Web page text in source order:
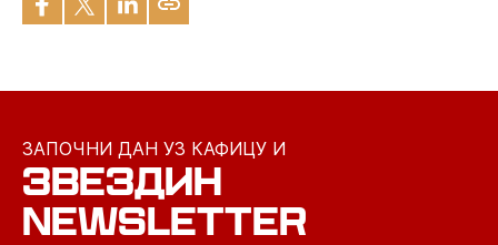
ЗАПОЧНИ ДАН УЗ КАФИЦУ И
ЗВЕЗДИН
NEWSLETTER